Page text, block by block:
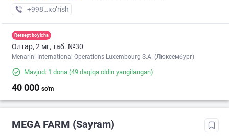
+998 (71) XXX-XX-XX
кo’rish
Retsept bo'yicha
Олтар, 2 мг, таб. №30
Menarini International Operations Luxembourg S.A. (Люксембург)
Mavjud: 1 dona (49 daqiqa oldin yangilangan)
40 000 so'm
MEGA FARM (Sayram)